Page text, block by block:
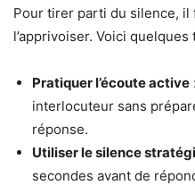
Pour tirer parti du silence, il
l’apprivoiser. Voici quelques
Pratiquer l’écoute active
interlocuteur sans
réponse.
Utiliser le silence
secondes avant de